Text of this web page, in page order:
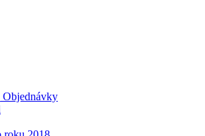
Objednávky